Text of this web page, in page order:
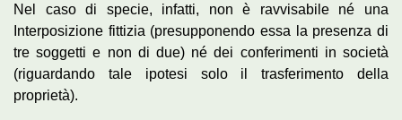
Nel caso di specie, infatti, non è ravvisabile né una
Interposizione fittizia (presupponendo essa la presenza di
tre soggetti e non di due) né dei conferimenti in società
(riguardando tale ipotesi solo il trasferimento della
proprietà).